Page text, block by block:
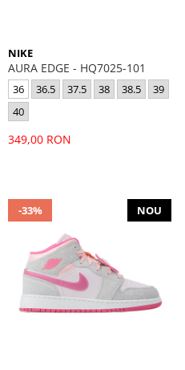
NIKE
AURA EDGE - HQ7025-101
36 36.5 37.5 38 38.5
39
40
349,00 RON
-33% NOU